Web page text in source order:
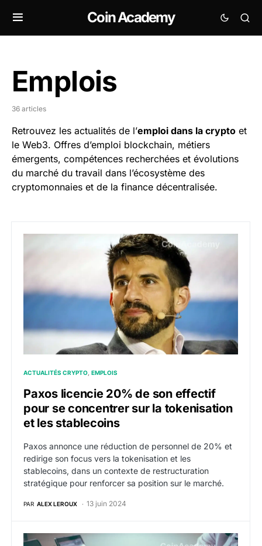
Coin Academy
Emplois
36 articles
Retrouvez les actualités de l’emploi dans la crypto et
le Web3. Offres d’emploi blockchain, métiers
émergents, compétences recherchées et évolutions
du marché du travail dans l’écosystème des
cryptomonnaies et de la finance décentralisée.
Paxos licencie 20% de son effectif pour se
ACTUALITÉS CRYPTO EMPLOIS
Paxos licencie 20% de son effectif
pour se concentrer sur la tokenisation
et les stablecoins
Paxos annonce une réduction de personnel de 20% et
redirige son focus vers la tokenisation et les
stablecoins, dans un contexte de restructuration
stratégique pour renforcer sa position sur le marché.
PAR ALEX LEROUX 13 juin 2024
Offres d’emploi web3 crypto de la semaine du 4